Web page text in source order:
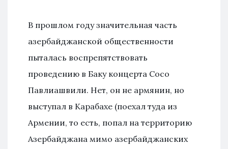
В прошлом году значительная часть
азербайджанской общественности
пыталась воспрепятствовать
проведению в Баку концерта Сосо
Павлиашвили. Нет, он не армянин, но
выступал в Карабахе (поехал туда из
Армении, то есть, попал на территорию
Азербайджана мимо азербайджанских